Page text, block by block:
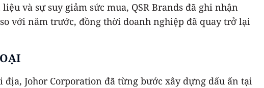
và sự suy giảm sức mua, QSR Brands đã ghi nhận
với năm trước, đồng thời doanh nghiệp đã quay trở lại
Johor Corporation đã từng bước xây dựng dấu ấn tại